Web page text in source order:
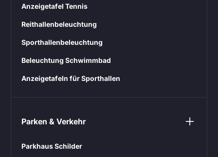
Anzeigetafel Tennis
Reithallenbeleuchtung
Sporthallenbeleuchtung
Beleuchtung Schwimmbad
Anzeigetafeln für Sporthallen
Parken & Verkehr
Parkhaus Schilder